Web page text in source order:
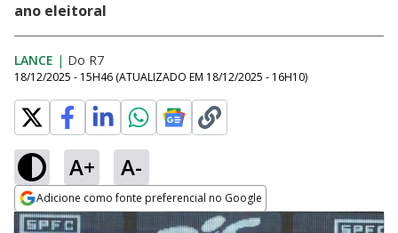
ano eleitoral
LANCE | Do R7
18/12/2025 - 15H46 (ATUALIZADO EM 18/12/2025 - 16H10)
A+ A-
Adicione como fonte preferencial no Google
Opens in new window